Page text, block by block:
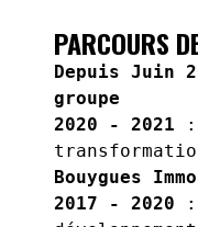
PARCOURS
Depuis Juin
groupe
2020 - 2021 :
Bouygues
2017 - 2020 :